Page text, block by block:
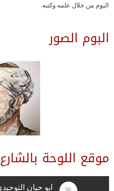
اليوم من خلال علمه وكتبه.
البوم الصور
موقع اللوحة بالشارع